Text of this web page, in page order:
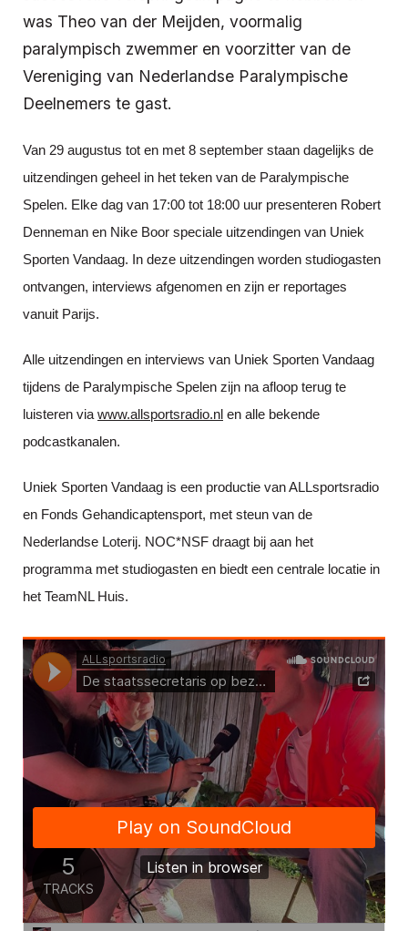
was Theo van der Meijden, voormalig
paralympisch zwemmer en voorzitter van de
Vereniging van Nederlandse Paralympische
Deelnemers te gast.
Van 29 augustus tot en met 8 september staan dagelijks de
uitzendingen geheel in het teken van de Paralympische
Spelen. Elke dag van 17:00 tot 18:00 uur presenteren Robert
Denneman en Nike Boor speciale uitzendingen van Uniek
Sporten Vandaag. In deze uitzendingen worden studiogasten
ontvangen, interviews afgenomen en zijn er reportages
vanuit Parijs.
Alle uitzendingen en interviews van Uniek Sporten Vandaag
tijdens de Paralympische Spelen zijn na afloop terug te
luisteren via www.allsportsradio.nl en alle bekende
podcastkanalen.
Uniek Sporten Vandaag is een productie van ALLsportsradio
en Fonds Gehandicaptensport, met steun van de
Nederlandse Loterij. NOC*NSF draagt bij aan het
programma met studiogasten en biedt een centrale locatie in
het TeamNL Huis.